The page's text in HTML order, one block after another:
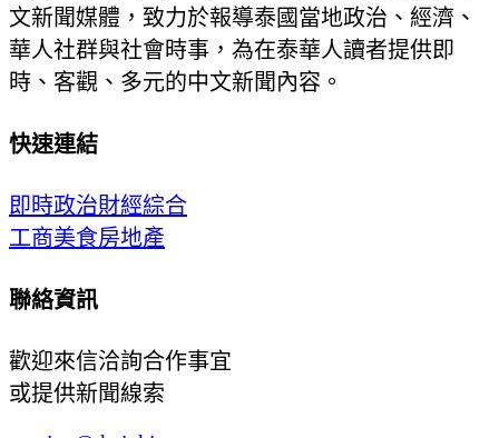
文新聞媒體，致力於報導泰國當地政治、經濟、
華人社群與社會時事，為在泰華人讀者提供即
時、客觀、多元的中文新聞內容。
快速連結
即時政治財經綜合
工商美食房地產
聯絡資訊
歡迎來信洽詢合作事宜
或提供新聞線索